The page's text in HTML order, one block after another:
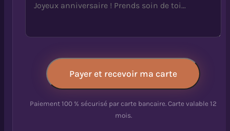
Payer et recevoir ma carte
Paiement 100 % sécurisé par carte bancaire. Carte valable 12
mois.